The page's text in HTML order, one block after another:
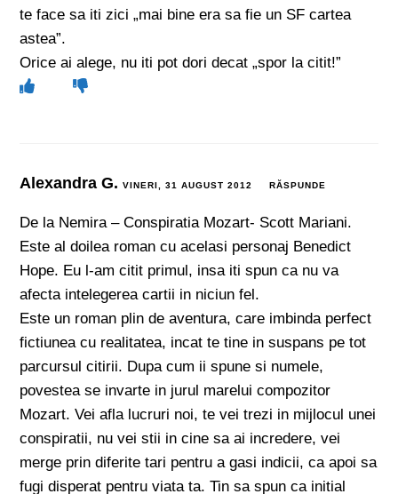
te face sa iti zici „mai bine era sa fie un SF cartea
astea”.
Orice ai alege, nu iti pot dori decat „spor la citit!”
Alexandra G.VINERI, 31 AUGUST 2012 RĂSPUNDE
De la Nemira – Conspiratia Mozart- Scott Mariani.
Este al doilea roman cu acelasi personaj Benedict
Hope. Eu l-am citit primul, insa iti spun ca nu va
afecta intelegerea cartii in niciun fel.
Este un roman plin de aventura, care imbinda perfect
fictiunea cu realitatea, incat te tine in suspans pe tot
parcursul citirii. Dupa cum ii spune si numele,
povestea se invarte in jurul marelui compozitor
Mozart. Vei afla lucruri noi, te vei trezi in mijlocul unei
conspiratii, nu vei stii in cine sa ai incredere, vei
merge prin diferite tari pentru a gasi indicii, ca apoi sa
fugi disperat pentru viata ta. Tin sa spun ca initial